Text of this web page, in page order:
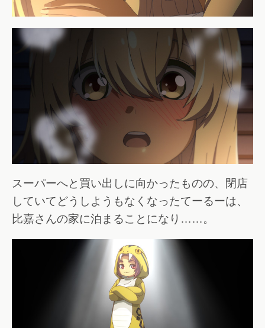
スーパーへと買い出しに向かったものの、閉店
していてどうしようもなくなったてーるーは、
比嘉さんの家に泊まることになり……。